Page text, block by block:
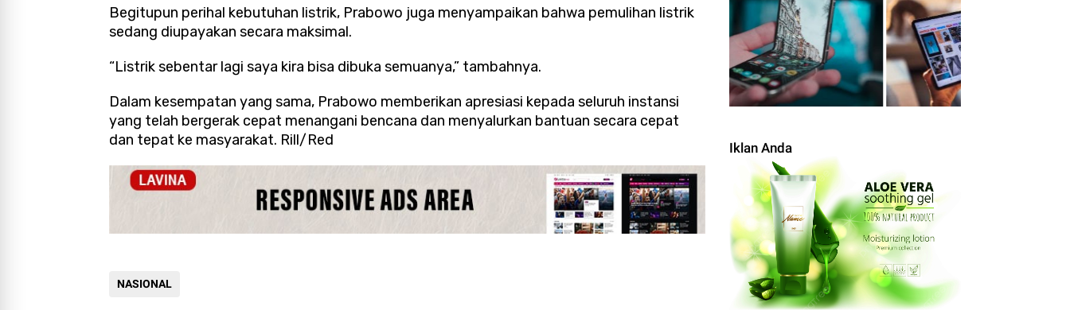
Begitupun perihal kebutuhan listrik, Prabowo juga menyampaikan bahwa pemulihan listrik
sedang diupayakan secara maksimal.
“Listrik sebentar lagi saya kira bisa dibuka semuanya,” tambahnya.
Dalam kesempatan yang sama, Prabowo memberikan apresiasi kepada seluruh instansi
yang telah bergerak cepat menangani bencana dan menyalurkan bantuan secara cepat
dan tepat ke masyarakat. Rill/Red
NASIONAL
Iklan Anda